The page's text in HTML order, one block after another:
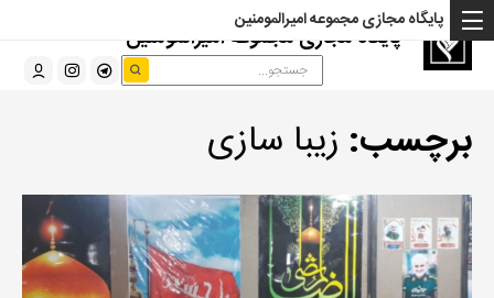
پایگاه مجازی مجموعه امیرالمومنین
پایگاه مجازی مجموعه امیرالمومنین
برچسب: زیبا سازی